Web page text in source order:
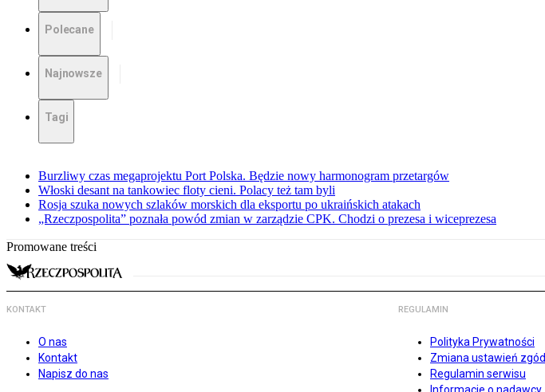
Polecane
Najnowsze
Tagi
Burzliwy czas megaprojektu Port Polska. Będzie nowy harmonogram przetargów
Włoski desant na tankowiec floty cieni. Polacy też tam byli
Rosja szuka nowych szlaków morskich dla eksportu po ukraińskich atakach
„Rzeczpospolita” poznała powód zmian w zarządzie CPK. Chodzi o prezesa i wiceprezesa
Promowane treści
KONTAKT
O nas
Kontakt
Napisz do nas
REGULAMIN
Polityka Prywatności
Zmiana ustawień zgód
Regulamin serwisu